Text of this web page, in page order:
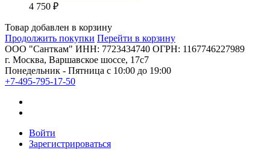
4 750 ₽
Товар добавлен в корзину
Продолжить покупки Перейти в корзину
ООО "Санткам" ИНН: 7723434740 ОГРН: 1167746227989
г. Москва, Варшавское шоссе, 17с7
Понедельник - Пятница с 10:00 до 19:00
+7-495-795-17-50
Войти
Зарегистрироваться